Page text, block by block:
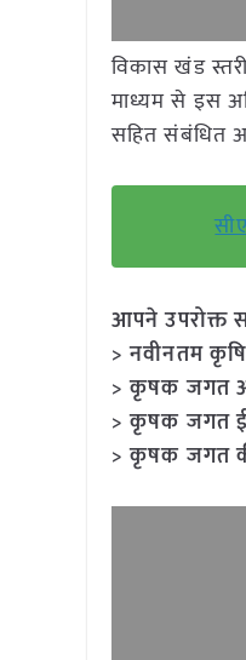
विकास खंड
माध्यम से इस
सहित संबंधित
आपने उपरोक्त
> नवीनतम
> कृषक जगत
> कृषक जगत
> कृषक जगत